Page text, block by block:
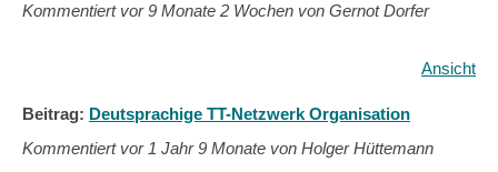
Kommentiert vor9 Monate 2 Wochen von Gernot Dorfer
Ansicht
Beitrag: Deutsprachige TT-Netzwerk Organisation
Kommentiert vor 1 Jahr 9 Monate von Holger Hüttemann